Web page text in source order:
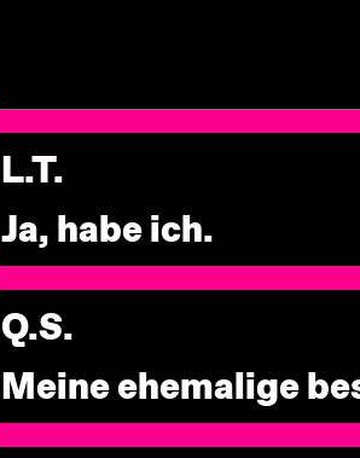
L.T.
Ja, habe ich.
Q.S.
Meine ehemalige